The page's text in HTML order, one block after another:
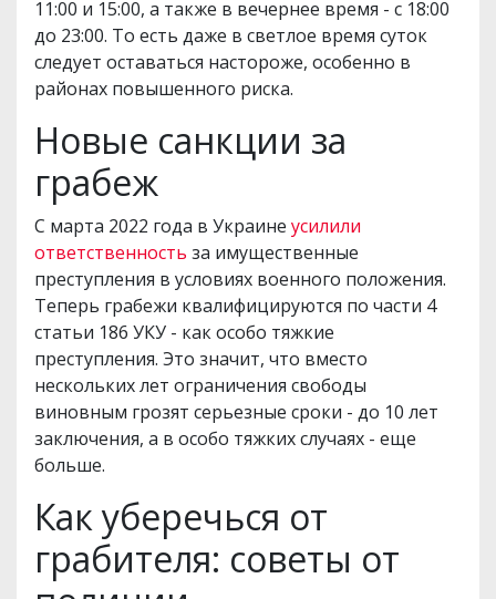
11:00 и 15:00, а также в вечернее время - с 18:00
до 23:00. То есть даже в светлое время суток
следует оставаться настороже, особенно в
районах повышенного риска.
Новые санкции за
грабеж
С марта 2022 года в Украине усилили
ответственность за имущественные
преступления в условиях военного положения.
Теперь грабежи квалифицируются по части 4
статьи 186 УКУ - как особо тяжкие
преступления. Это значит, что вместо
нескольких лет ограничения свободы
виновным грозят серьезные сроки - до 10 лет
заключения, а в особо тяжких случаях - еще
больше.
Как уберечься от
грабителя: советы от